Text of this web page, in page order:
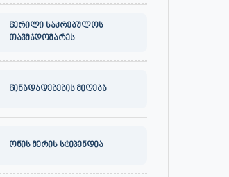
წერილი საკრებულოს
თავმჯდომარეს
წინადადებების მიღება
ონის მერის სტიპენდია